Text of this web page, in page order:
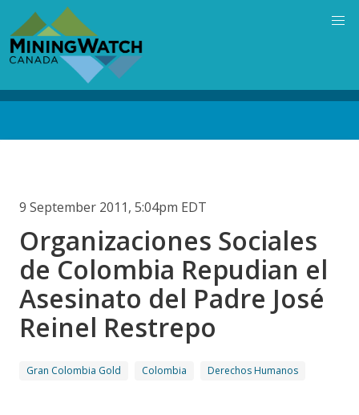
main
content
9 September 2011, 5:04pm EDT
Organizaciones Sociales
de Colombia Repudian el
Asesinato del Padre José
Reinel Restrepo
Gran Colombia Gold Colombia Derechos Humanos